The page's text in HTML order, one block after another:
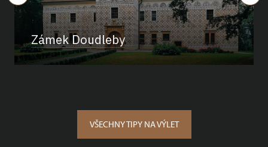
Zámek Doudleby
VŠECHNY TIPY NA VÝLET